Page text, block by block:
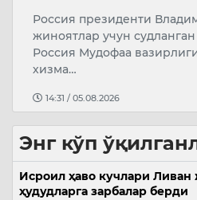
Россия президенти
жиноятлар учун
Россия Мудофаа
хизма…
14:31 / 05.08.2026
Энг кўп
Исроил ҳаво кучлари Ливан
ҳудудларга зарбалар берди